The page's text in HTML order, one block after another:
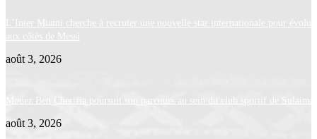
L’Inter Miami cherche à recruter une nouvelle star internationale pour
aux côtés de Messi
août 3, 2026
Mouez Ben Cherifia poursuit son parcours au sein du club sportif de
août 3, 2026